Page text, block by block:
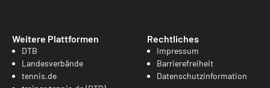
Weitere Plattformen
DTB
Landesverbände
tennis.de
Rechtliches
Impressum
Barrierefreiheit
Datenschutzinformation